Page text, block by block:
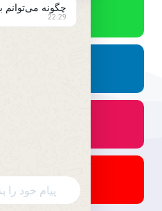
چگونه
22:29
WhatsApp